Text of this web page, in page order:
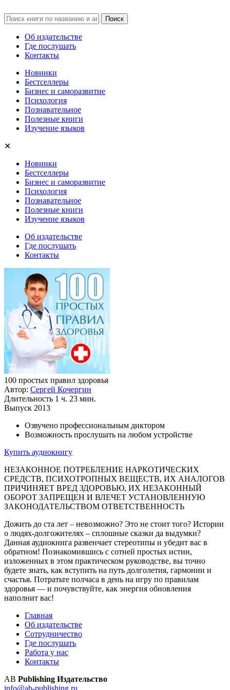
Об издательстве
Где послушать
Контакты
Новинки
Бестселлеры
Бизнес и саморазвитие
Психология
Познавательное
Полезные книги
Изучение языков
✕
Новинки
Бестселлеры
Бизнес и саморазвитие
Психология
Познавательное
Полезные книги
Изучение языков
Об издательстве
Где послушать
Контакты
100 простых правил здоровья
Автор: Сергей Кочергин
Длительность 1 ч. 23 мин.
Выпуск 2013
Озвучено профессиональным диктором
Возможность прослушать на любом устройстве
Купить аудиокнигу
НЕЗАКОННОЕ ПОТРЕБЛЕНИЕ НАРКОТИЧЕСКИХ
СРЕДСТВ, ПСИХОТРОПНЫХ ВЕЩЕСТВ, ИХ АНАЛОГОВ
ПРИЧИНЯЕТ ВРЕД ЗДОРОВЬЮ, ИХ НЕЗАКОННЫЙ
ОБОРОТ ЗАПРЕЩЕН И ВЛЕЧЕТ УСТАНОВЛЕННУЮ
ЗАКОНОДАТЕЛЬСТВОМ ОТВЕТСТВЕННОСТЬ
Дожить до ста лет – невозможно? Это не стоит того? Истории
о людях-долгожителях – сплошные сказки да выдумки?
Данная аудиокнига развенчает стереотипы и убедит вас в
обратном! Познакомившись с сотней простых истин,
изложенных в этом практическом руководстве, вы точно
будете знать, как вступить на путь долголетия, гармонии и
счастья. Потратьте полчаса в день на игру по правилам
здоровья — и почувствуйте, как энергия обновления
наполнит вас!
Главная
Об издательстве
Сотрудничество
Где послушать
Работа у нас
Контакты
AB Publishing Издательство
info@ab-publishing.ru